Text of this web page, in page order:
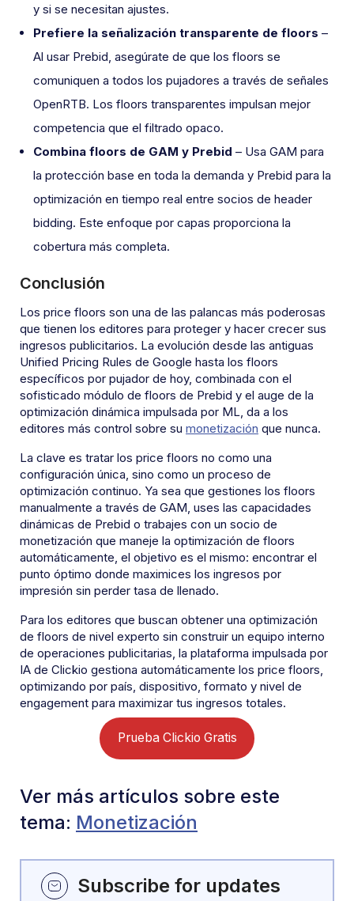
y si se necesitan ajustes.
Prefiere la señalización transparente de floors –
Al usar Prebid, asegúrate de que los floors se
comuniquen a todos los pujadores a través de señales
OpenRTB. Los floors transparentes impulsan mejor
competencia que el filtrado opaco.
Combina floors de GAM y Prebid – Usa GAM para
la protección base en toda la demanda y Prebid para la
optimización en tiempo real entre socios de header
bidding. Este enfoque por capas proporciona la
cobertura más completa.
Conclusión
Los price floors son una de las palancas más poderosas
que tienen los editores para proteger y hacer crecer sus
ingresos publicitarios. La evolución desde las antiguas
Unified Pricing Rules de Google hasta los floors
específicos por pujador de hoy, combinada con el
sofisticado módulo de floors de Prebid y el auge de la
optimización dinámica impulsada por ML, da a los
editores más control sobre su monetización que nunca.
La clave es tratar los price floors no como una
configuración única, sino como un proceso de
optimización continuo. Ya sea que gestiones los floors
manualmente a través de GAM, uses las capacidades
dinámicas de Prebid o trabajes con un socio de
monetización que maneje la optimización de floors
automáticamente, el objetivo es el mismo: encontrar el
punto óptimo donde maximices los ingresos por
impresión sin perder tasa de llenado.
Para los editores que buscan obtener una optimización
de floors de nivel experto sin construir un equipo interno
de operaciones publicitarias, la plataforma impulsada por
IA de Clickio gestiona automáticamente los price floors,
optimizando por país, dispositivo, formato y nivel de
engagement para maximizar tus ingresos totales.
Prueba Clickio Gratis
Ver más artículos sobre este
tema: Monetización
Subscribe for updates